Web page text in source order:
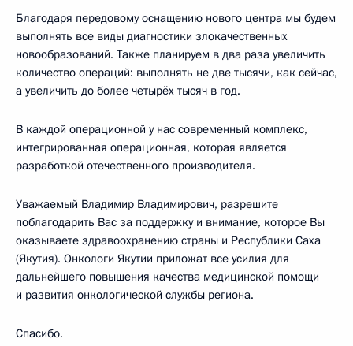
Благодаря передовому оснащению нового центра мы будем
выполнять все виды диагностики злокачественных
новообразований. Также планируем в два раза увеличить
количество операций: выполнять не две тысячи, как сейчас,
а увеличить до более четырёх тысяч в год.
В каждой операционной у нас современный комплекс,
интегрированная операционная, которая является
разработкой отечественного производителя.
Уважаемый Владимир Владимирович, разрешите
поблагодарить Вас за поддержку и внимание, которое Вы
оказываете здравоохранению страны и Республики Саха
(Якутия). Онкологи Якутии приложат все усилия для
дальнейшего повышения качества медицинской помощи
и развития онкологической службы региона.
Спасибо.